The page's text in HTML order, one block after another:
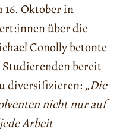
16. Oktober in
über die
Conolly betonte
bereit
diversifizieren: „Die
nicht nur auf
Arbeit